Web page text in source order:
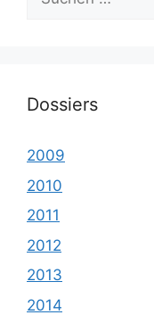
nach:
Dossiers
2009
2010
2011
2012
2013
2014